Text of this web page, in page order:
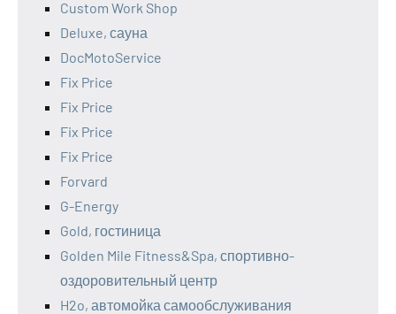
Custom Work Shop
Deluxe, сауна
DocMotoService
Fix Price
Fix Price
Fix Price
Fix Price
Forvard
G-Energy
Gold, гостиница
Golden Mile Fitness&Spa, спортивно-
оздоровительный центр
H2o, автомойка самообслуживания